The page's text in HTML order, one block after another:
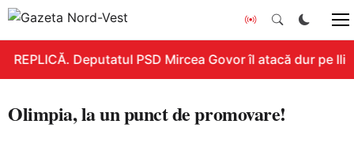
REPLICĂ. Deputatul PSD Mircea Govor îl atacă dur pe
Olimpia, la un punct de promovare!